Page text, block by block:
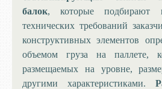
балок, которые подбирают
технических требований
конструктивных элементов
объемом груза на паллете,
размещаемых на уровне,
другими характеристиками.